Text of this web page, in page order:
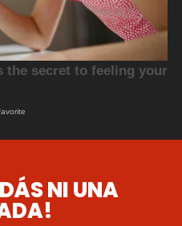
NI UNA